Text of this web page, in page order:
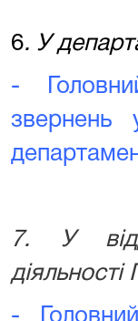
6. У
-
звернень
7. У
- Головний